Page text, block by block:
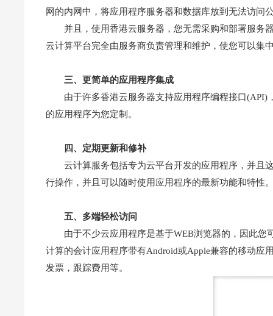
网的内网中，将应用程序服务器和数据库放到无法访问
并且，使用香港云服务器，您无需采购和部署服务
云计算平台完全由服务商负责管理和维护，使您可以集
三、更简单的应用程序集成
由于许多香港云服务器支持应用程序编程接口
的应用程序为您定制。
四、定期更新和修补
云计算服务包括专为云平台开发的应用程序，并且
行操作，并且可以随时使用应用程序的最新功能和特性
五、多端轻松访问
由于不少云应用程序是基于WEB浏览器的，因此
计算的会计应用程序带有Android或Apple兼容的移动应
发票，跟踪费用等。